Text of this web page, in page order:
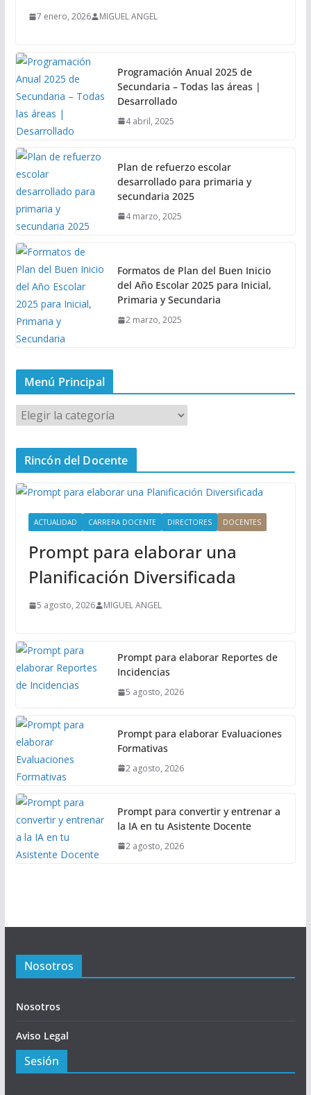
7 enero, 2026 MIGUEL ANGEL
Programación Anual 2025 de
Secundaria – Todas las áreas |
Desarrollado
4 abril, 2025
Plan de refuerzo escolar
desarrollado para primaria y
secundaria 2025
4 marzo, 2025
Formatos de Plan del Buen Inicio
del Año Escolar 2025 para Inicial,
Primaria y Secundaria
2 marzo, 2025
Menú Principal
M
e
n
P
Rincón del Docente
ACTUALIDAD CARRERA DOCENTE DIRECTORES DOCENTES
Prompt para elaborar una
Planificación Diversificada
5 agosto, 2026 MIGUEL ANGEL
Prompt para elaborar Reportes de
Incidencias
5 agosto, 2026
Prompt para elaborar Evaluaciones
Formativas
2 agosto, 2026
Prompt para convertir y entrenar a
la IA en tu Asistente Docente
2 agosto, 2026
Nosotros
Nosotros
Aviso Legal
Sesión